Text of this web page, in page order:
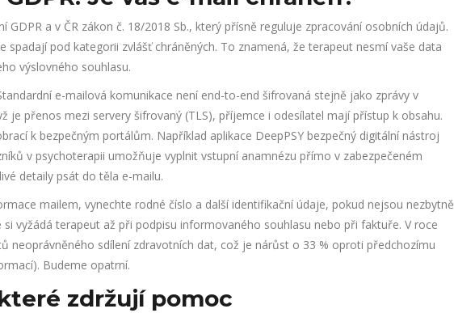
GDPR a v ČR zákon č. 18/2018 Sb., který přísně reguluje zpracování osobních údajů.
spadají pod kategorii zvlášť chráněných. To znamená, že terapeut nesmí vaše data
výslovného souhlasu.
e-mailová komunikace není end-to-end šifrovaná stejně jako zprávy v
je přenos mezi servery šifrovaný (TLS), příjemce i odesílatel mají přístup k obsahu.
k bezpečným portálům. Například aplikace DeepPSY bezpečný digitální nástroj
v psychoterapii umožňuje vyplnit vstupní anamnézu přímo v zabezpečeném
detaily psát do těla e-mailu.
mailem, vynechte rodné číslo a další identifikační údaje, pokud nejsou nezbytně
vyžádá terapeut až při podpisu informovaného souhlasu nebo při faktuře. V roce
neoprávněného sdílení zdravotních dat, což je nárůst o 33 % oproti předchozímu
Budeme opatrní.
zdržují pomoc